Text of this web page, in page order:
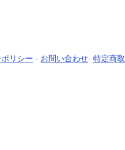
リシー - お問い合わせ- 特定商